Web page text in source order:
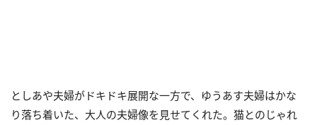
としあや夫婦がドキドキ展開な一方で、ゆうあす夫婦はかな
り落ち着いた、大人の夫婦像を見せてくれた。猫とのじゃれ